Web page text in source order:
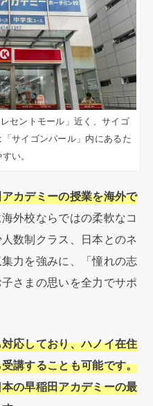
セントモール」近く、サイゴ
サイゴンパール」内にあるた
い。
カデミーの授業を海外で
外校ならではの柔軟なコ
数制クラス、
日本とのネ
力を強みに、「憧れの志
子さまの思いを全力でサポ
応しており、ハノイ在住
講することも可能です。
の早稲田アカデミーの最